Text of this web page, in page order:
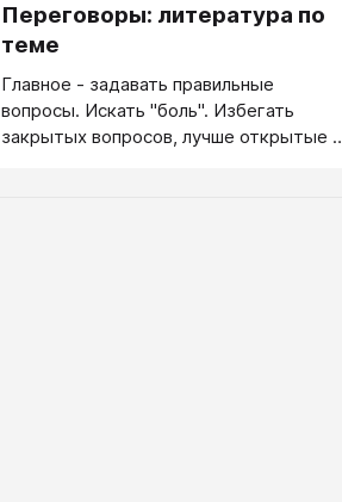
Переговоры: литература по
теме
Главное - задавать правильные
вопросы. Искать "боль". Избегать
закрытых вопросов, лучше открытые в